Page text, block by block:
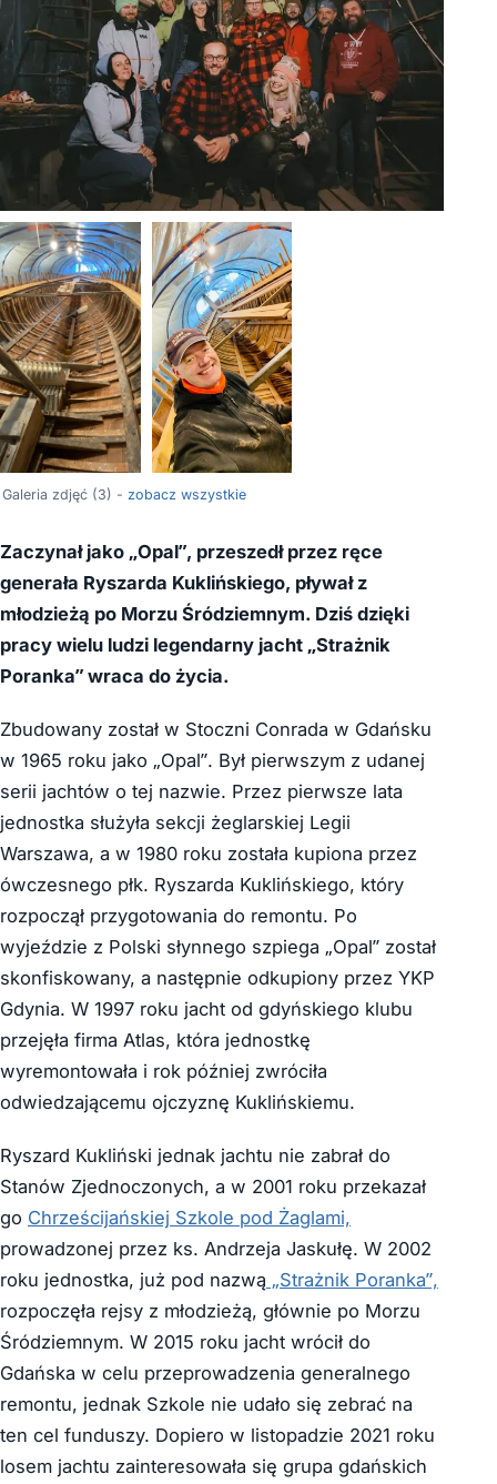
Galeria zdjęć (3) - zobacz wszystkie
Zaczynał jako „Opal”, przeszedł przez ręce
generała Ryszarda Kuklińskiego, pływał z
młodzieżą po Morzu Śródziemnym. Dziś dzięki
pracy wielu ludzi legendarny jacht „Strażnik
Poranka” wraca do życia.
Zbudowany został w Stoczni Conrada w Gdańsku
w 1965 roku jako „Opal”. Był pierwszym z udanej
serii jachtów o tej nazwie. Przez pierwsze lata
jednostka służyła sekcji żeglarskiej Legii
Warszawa, a w 1980 roku została kupiona przez
ówczesnego płk. Ryszarda Kuklińskiego, który
rozpoczął przygotowania do remontu. Po
wyjeździe z Polski słynnego szpiega „Opal” został
skonfiskowany, a następnie odkupiony przez YKP
Gdynia. W 1997 roku jacht od gdyńskiego klubu
przejęła firma Atlas, która jednostkę
wyremontowała i rok później zwróciła
odwiedzającemu ojczyznę Kuklińskiemu.
Ryszard Kukliński jednak jachtu nie zabrał do
Stanów Zjednoczonych, a w 2001 roku przekazał
go Chrześcijańskiej Szkole pod Żaglami,
prowadzonej przez ks. Andrzeja Jaskułę. W 2002
roku jednostka, już pod nazwą „Strażnik Poranka”,
rozpoczęła rejsy z młodzieżą, głównie po Morzu
Śródziemnym. W 2015 roku jacht wrócił do
Gdańska w celu przeprowadzenia generalnego
remontu, jednak Szkole nie udało się zebrać na
ten cel funduszy. Dopiero w listopadzie 2021 roku
losem jachtu zainteresowała się grupa gdańskich